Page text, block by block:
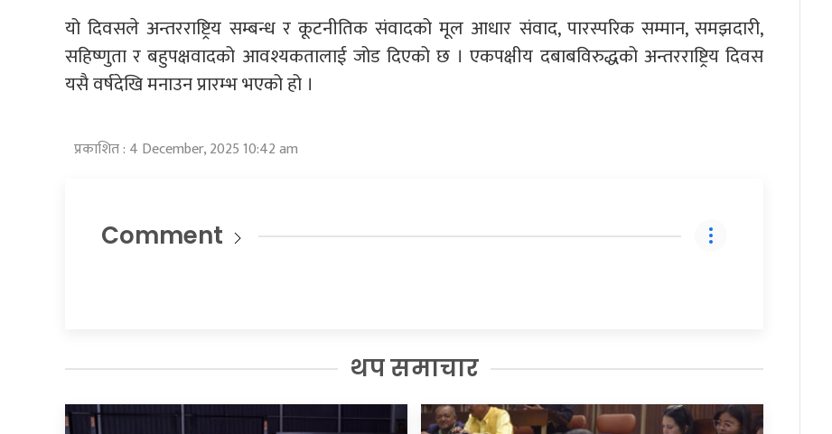
यो दिवसले अन्तरराष्ट्रिय सम्बन्ध र कूटनीतिक संवादको मूल आधार संवाद, पारस्परिक सम्मान, समझदारी,
सहिष्णुता र बहुपक्षवादको आवश्यकतालाई जोड दिएको छ । एकपक्षीय दबाबविरुद्धको अन्तरराष्ट्रिय दिवस
यसै वर्षदेखि मनाउन प्रारम्भ भएको हो ।
प्रकाशित : 4 December, 2025 10:42 am
Comment
थप समाचार